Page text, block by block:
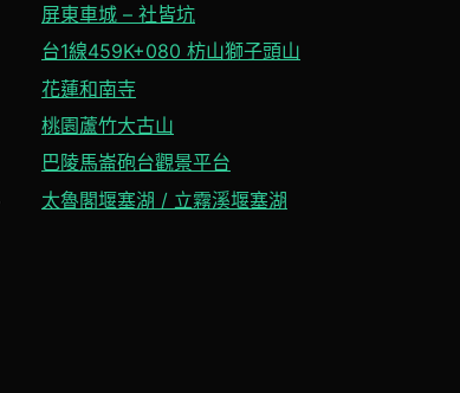
屏東車城 – 社皆坑
台1線459K+080 枋山獅子頭山
花蓮和南寺
桃園蘆竹大古山
巴陵馬崙砲台觀景平台
太魯閣堰塞湖 / 立霧溪堰塞湖